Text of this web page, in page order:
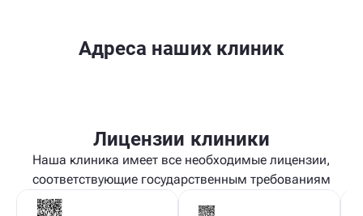
Адреса наших клиник
Лицензии клиники
Наша клиника имеет все необходимые лицензии,
соответствующие государственным требованиям